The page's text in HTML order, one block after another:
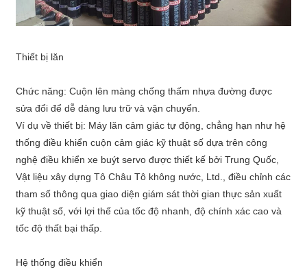
Thiết bị lăn
Chức năng: Cuộn lên màng chống thấm nhựa đường được
sửa đổi để dễ dàng lưu trữ và vận chuyển.
Ví dụ về thiết bị: Máy lăn cảm giác tự động, chẳng hạn như hệ
thống điều khiển cuộn cảm giác kỹ thuật số dựa trên công
nghệ điều khiển xe buýt servo được thiết kế bởi Trung Quốc,
Vật liệu xây dựng Tô Châu Tô không nước, Ltd., điều chỉnh các
tham số thông qua giao diện giám sát thời gian thực sản xuất
kỹ thuật số, với lợi thế của tốc độ nhanh, độ chính xác cao và
tốc độ thất bại thấp.
Hệ thống điều khiển